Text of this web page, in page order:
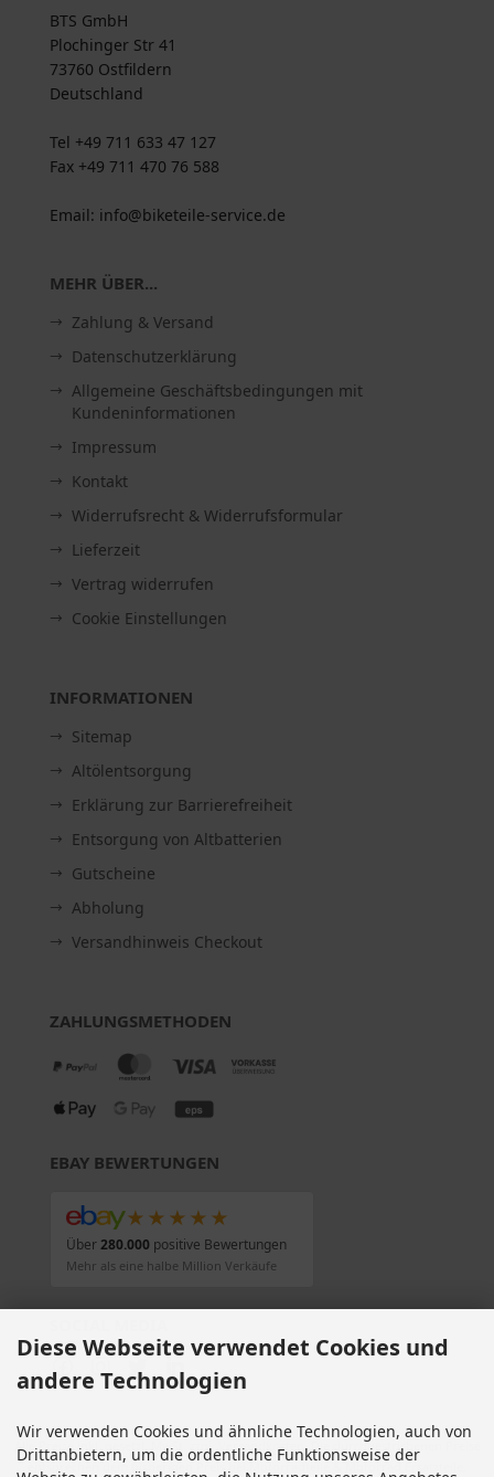
BTS GmbH
Plochinger Str 41
73760 Ostfildern
Deutschland
Tel +49 711 633 47 127
Fax +49 711 470 76 588
Email: info@biketeile-service.de
MEHR ÜBER...
Zahlung & Versand
Datenschutzerklärung
Allgemeine Geschäftsbedingungen mit
Kundeninformationen
Impressum
Kontakt
Widerrufsrecht & Widerrufsformular
Lieferzeit
Vertrag widerrufen
Cookie Einstellungen
INFORMATIONEN
Sitemap
Altölentsorgung
Erklärung zur Barrierefreiheit
Entsorgung von Altbatterien
Gutscheine
Abholung
Versandhinweis Checkout
ZAHLUNGSMETHODEN
EBAY BEWERTUNGEN
★★★★★
Über280.000positive Bewertungen
Mehr als eine halbe Million Verkäufe
Alle Preise inkl. gesetzl. MwSt. zzgl. Versandkosten . Die durchgestrichenen Preise
entsprechen dem bisherigen Preis bei Motorradteile & Motorrad Ersatzteile.
Diese Webseite verwendet Cookies und
andere Technologien
Wir verwenden Cookies und ähnliche Technologien, auch von
Drittanbietern, um die ordentliche Funktionsweise der